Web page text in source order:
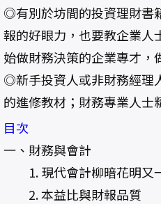
◎有別於坊間的投資理財書
報的好眼力，也要教企業人
始做財務決策的企業專才
◎新手投資人或非財務經理
的進修教材；財務專業人士
目次
一、財務與會計
1. 現代會計柳暗花明又
2. 本益比與財報品質